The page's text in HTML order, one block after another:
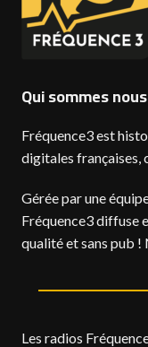
Qui sommes
Fréquence3 est
digitales françaises,
Gérée par une
Fréquence3 diffuse
qualité et sans pub
Les radios